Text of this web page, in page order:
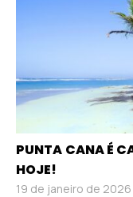
PUNTA CANA É
HOJE!
19 de janeiro de 2026